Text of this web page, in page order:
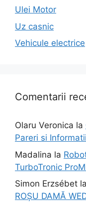
Ulei Motor
Uz casnic
Vehicule electrice
Comentarii
Olaru Veronica la
Pareri si
Madalina la
TurboTronic
Simon Erzsébet la
ROȘU DAMĂ